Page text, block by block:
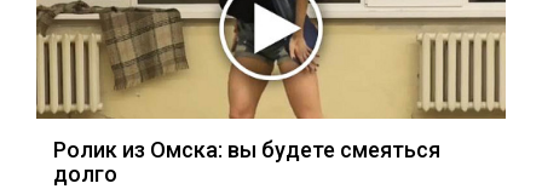
Ролик из Омска: вы будете смеяться
долго